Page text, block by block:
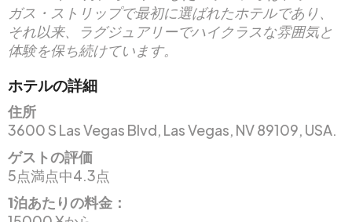
ガス・ストリップで最初に選ばれたホテルであり、
それ以来、ラグジュアリーでハイクラスな雰囲気と
体験を保ち続けています。
ホテルの詳細
住所
3600 S Las Vegas Blvd, Las Vegas, NV 89109, USA.
ゲストの評価
5点満点中4.3点
1泊あたりの料金：